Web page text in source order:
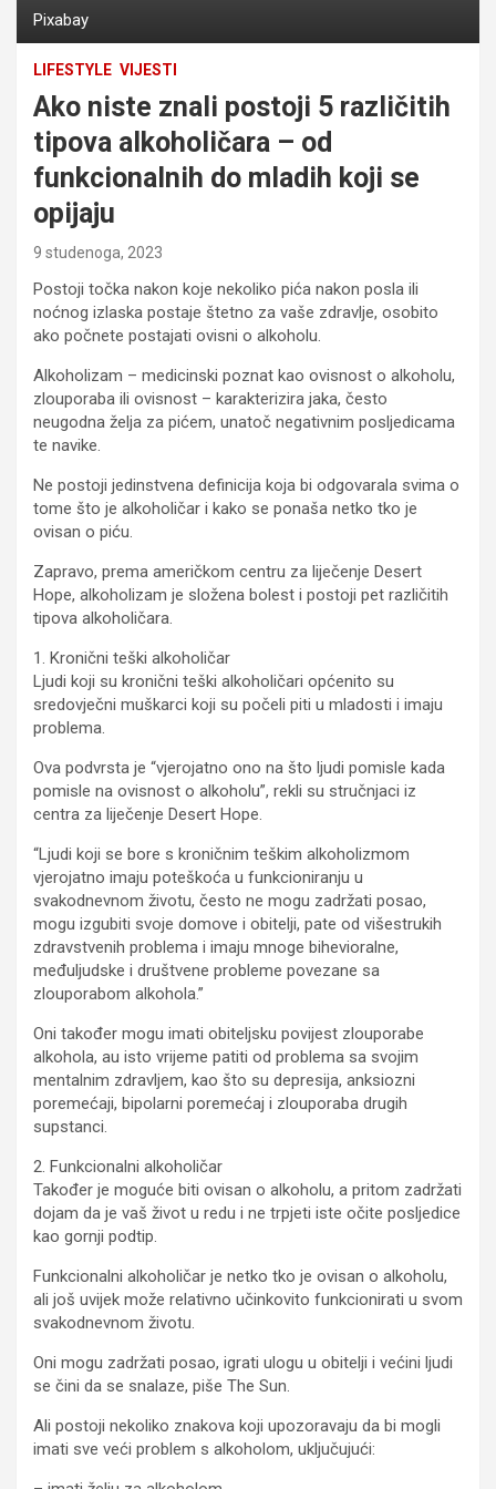
Pixabay
LIFESTYLE VIJESTI
Ako niste znali postoji 5 različitih
tipova alkoholičara – od
funkcionalnih do mladih koji se
opijaju
9 studenoga, 2023
Postoji točka nakon koje nekoliko pića nakon posla ili
noćnog izlaska postaje štetno za vaše zdravlje, osobito
ako počnete postajati ovisni o alkoholu.
Alkoholizam – medicinski poznat kao ovisnost o alkoholu,
zlouporaba ili ovisnost – karakterizira jaka, često
neugodna želja za pićem, unatoč negativnim posljedicama
te navike.
Ne postoji jedinstvena definicija koja bi odgovarala svima o
tome što je alkoholičar i kako se ponaša netko tko je
ovisan o piću.
Zapravo, prema američkom centru za liječenje Desert
Hope, alkoholizam je složena bolest i postoji pet različitih
tipova alkoholičara.
1. Kronični teški alkoholičar
Ljudi koji su kronični teški alkoholičari općenito su
sredovječni muškarci koji su počeli piti u mladosti i imaju
problema.
Ova podvrsta je “vjerojatno ono na što ljudi pomisle kada
pomisle na ovisnost o alkoholu”, rekli su stručnjaci iz
centra za liječenje Desert Hope.
“Ljudi koji se bore s kroničnim teškim alkoholizmom
vjerojatno imaju poteškoća u funkcioniranju u
svakodnevnom životu, često ne mogu zadržati posao,
mogu izgubiti svoje domove i obitelji, pate od višestrukih
zdravstvenih problema i imaju mnoge bihevioralne,
međuljudske i društvene probleme povezane sa
zlouporabom alkohola.”
Oni također mogu imati obiteljsku povijest zlouporabe
alkohola, au isto vrijeme patiti od problema sa svojim
mentalnim zdravljem, kao što su depresija, anksiozni
poremećaji, bipolarni poremećaj i zlouporaba drugih
supstanci.
2. Funkcionalni alkoholičar
Također je moguće biti ovisan o alkoholu, a pritom zadržati
dojam da je vaš život u redu i ne trpjeti iste očite posljedice
kao gornji podtip.
Funkcionalni alkoholičar je netko tko je ovisan o alkoholu,
ali još uvijek može relativno učinkovito funkcionirati u svom
svakodnevnom životu.
Oni mogu zadržati posao, igrati ulogu u obitelji i većini ljudi
se čini da se snalaze, piše The Sun.
Ali postoji nekoliko znakova koji upozoravaju da bi mogli
imati sve veći problem s alkoholom, uključujući: